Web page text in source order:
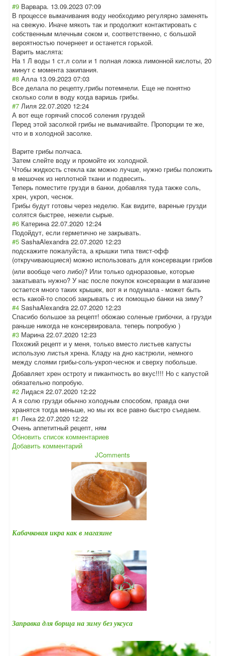
#9 Варвара. 13.09.2023 07:09
В процессе вымачивания воду необходимо регулярно заменять
на свежую. Иначе мякоть так и продолжит контактировать с
собственным млечным соком и, соответственно, с большой
вероятностью почернеет и останется горькой.
Варить маслята:
На 1 Л воды 1 ст.л соли и 1 полная ложка лимонной кислоты, 20
минут с момента закипания.
#8 Алла 13.09.2023 07:03
Все делала по рецепту,грибы потемнели. Еще не понятно
сколько соли в воду когда варишь грибы.
#7 Лиля 22.07.2020 12:24
А вот еще горячий способ соления груздей
Перед этой засолкой грибы не вымачивайте. Пропорции те же,
что и в холодной засолке.
Варите грибы полчаса.
Затем слейте воду и промойте их холодной.
Чтобы жидкость стекла как можно лучше, нужно грибы положить
в мешочек из неплотной ткани и подвесить.
Теперь поместите грузди в банки, добавляя туда также соль,
хрен, укроп, чеснок.
Грибы будут готовы через неделю. Как видите, вареные грузди
солятся быстрее, нежели сырые.
#6 Катерина 22.07.2020 12:24
Подойдут, если герметично не закрывать.
#5 SashaAlexandra 22.07.2020 12:23
подскажите пожалуйста, а крышки типа твист-офф
(откручивающиеся) можно использовать для консервации грибов
(или вообще чего либо)? Или только одноразовые, которые
закатывать нужно? У нас после покупок консервации в магазине
остается много таких крышек, вот я и подумала - может быть
есть какой-то способ закрывать с их помощью банки на зиму?
#4 SashaAlexandra 22.07.2020 12:23
Спасибо большое за рецепт! обожаю соленые грибочки, а грузди
раньше никогда не консервировала. теперь попробую )
#3 Марина 22.07.2020 12:23
Похожий рецепт и у меня, только вместо листьев капусты
использую листья хрена. Кладу на дно кастрюли, немного
между слоями грибы-соль-укроп-чеснок и сверху побольше.
Добавляет хрен остроту и пикантность во вкус!!!! Но с капустой
обязательно попробую.
#2 Лидася 22.07.2020 12:22
А я солю грузди обычно холодным способом, правда они
хранятся тогда меньше, но мы их все равно быстро съедаем.
#1 Лека 22.07.2020 12:22
Очень аппетитный рецепт, ням
Обновить список комментариев
Добавить комментарий
JComments
Кабачковая икра как в магазине
Заправка для борща на зиму без уксуса